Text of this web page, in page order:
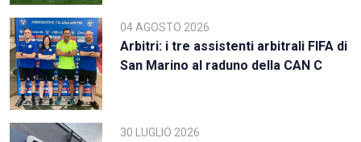
04 AGOSTO 2026
Arbitri: i tre assistenti arbitrali FIFA di
San Marino al raduno della CAN C
30 LUGLIO 2026